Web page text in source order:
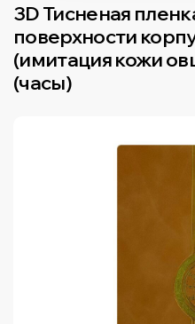
3D Тисненая
поверхности
(имитация кожи
(часы)